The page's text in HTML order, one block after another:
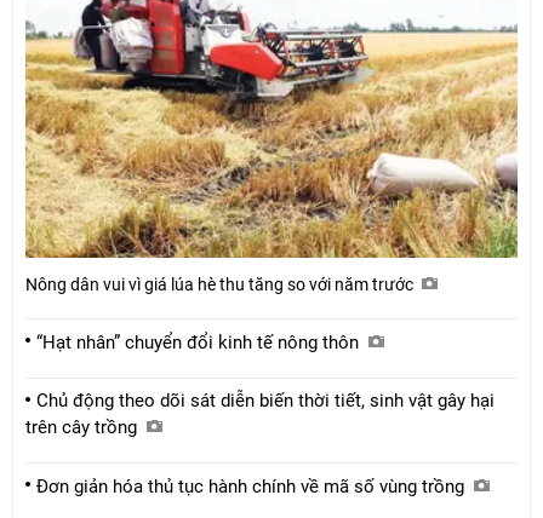
Nông dân vui vì giá lúa hè thu tăng so với năm trước
“Hạt nhân” chuyển đổi kinh tế nông thôn
Chủ động theo dõi sát diễn biến thời tiết, sinh vật gây hại
trên cây trồng
Đơn giản hóa thủ tục hành chính về mã số vùng trồng